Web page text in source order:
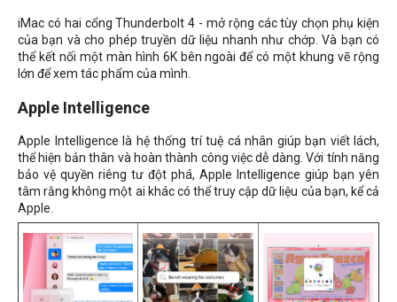
iMac có hai cổng Thunderbolt 4 - mở rộng các tùy chọn phụ kiện
của bạn và cho phép truyền dữ liệu nhanh như chớp. Và bạn có
thể kết nối một màn hình 6K bên ngoài để có một khung vẽ rộng
lớn để xem tác phẩm của mình.
Apple Intelligence
Apple Intelligence là hệ thống trí tuệ cá nhân giúp bạn viết lách,
thể hiện bản thân và hoàn thành công việc dễ dàng. Với tính năng
bảo vệ quyền riêng tư đột phá, Apple Intelligence giúp bạn yên
tâm rằng không một ai khác có thể truy cập dữ liệu của bạn, kể cả
Apple.